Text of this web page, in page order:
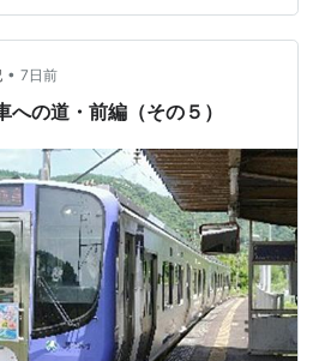
昼食タイム。 12時25分にやながわ
着。片面ホーム１面のみの構内で
で書くと16文字で、日本で５番目
同駅の…
• 7日前
への道・前編（その５）